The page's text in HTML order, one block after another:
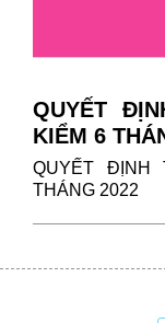
QUYẾT
KIỂM 6
QUYẾT ĐỊNH
THÁNG 2022